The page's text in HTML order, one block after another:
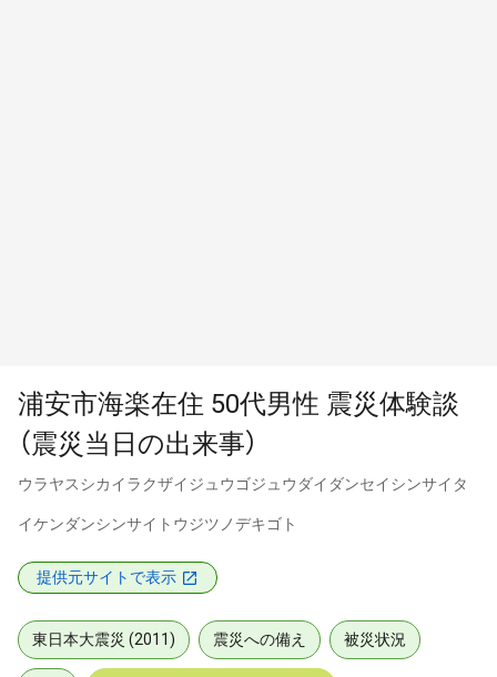
浦安市海楽在住 50代男性 震災体験談
（震災当日の出来事）
ウラヤスシカイラクザイジュウゴジュウダイダンセイシンサイタ
イケンダンシンサイトウジツノデキゴト
提供元サイトで表示
東日本大震災 (2011) 震災への備え 被災状況